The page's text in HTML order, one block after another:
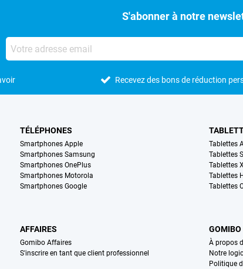
S'abonner à notre
Recevez des bons de réduction
TÉLÉPHONES
Smartphones Apple
Smartphones Samsung
Smartphones OnePlus
Smartphones Motorola
Smartphones Google
Tablettes
Tablettes
Tablettes
Tablettes
Tablettes
AFFAIRES
Gomibo Affaires
S'inscrire en tant que client professionnel
GOMIBO
À propos
Notre
Politique